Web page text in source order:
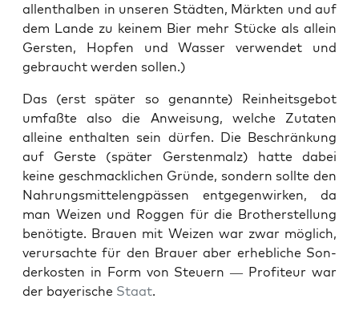
allen­thal­ben in unseren Städten, Märk­ten und auf
dem Lande zu keinem Bier mehr Stücke als allein
Ger­sten, Hopfen und Wass­er ver­wen­det und
gebraucht wer­den sollen.)
Das (erst später so genan­nte) Rein­heits­ge­bot
umfaßte also die Anweisung, welche Zutat­en
alleine enthal­ten sein dür­fen. Die Beschränkung
auf Ger­ste (später Ger­sten­malz) hat­te dabei
keine geschmack­lichen Gründe, son­dern sollte den
Nahrungsmit­te­leng­pässen ent­ge­gen­wirken, da
man Weizen und Roggen für die Broth­er­stel­lung
benötigte. Brauen mit Weizen war zwar möglich,
verur­sachte für den Brauer aber erhe­bliche Son­
derkosten in Form von Steuern — Prof­i­teur war
der bay­erische Staat.